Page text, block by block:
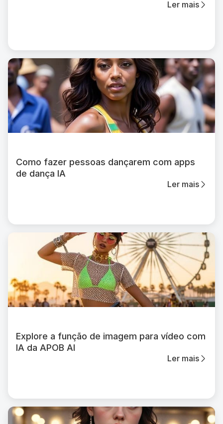
Ler mais
Como fazer pessoas dançarem com apps
de dança IA
Ler mais
Explore a função de imagem para vídeo com
IA da APOB AI
Ler mais